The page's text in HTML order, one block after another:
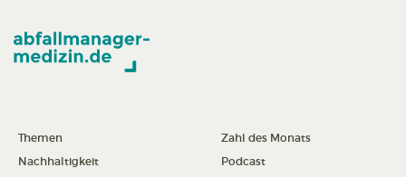
Themen
Nachhaltigkeit
Zahl des Monats
Podcast